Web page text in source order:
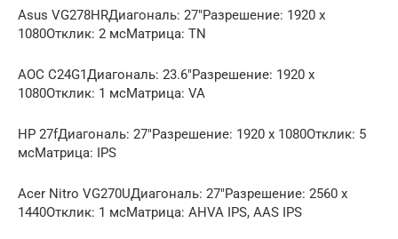
Asus VG278HRДиагональ: 27″Разрешение: 1920 x
1080Отклик: 2 мсМатрица: TN
AOC C24G1Диагональ: 23.6″Разрешение: 1920 x
1080Отклик: 1 мсМатрица: VA
HP 27fДиагональ: 27″Разрешение: 1920 x 1080Отклик: 5
мсМатрица: IPS
Acer Nitro VG270UДиагональ: 27″Разрешение: 2560 x
1440Отклик: 1 мсМатрица: AHVA IPS, AAS IPS